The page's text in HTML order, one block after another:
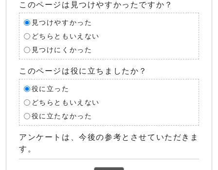
このページは見つけやすかったですか？
見つけやすかった
どちらともいえない
見つけにくかった
このページは役に立ちましたか？
役に立った
どちらともいえない
役に立たなかった
アンケートは、今後の参考とさせていただきま
す。